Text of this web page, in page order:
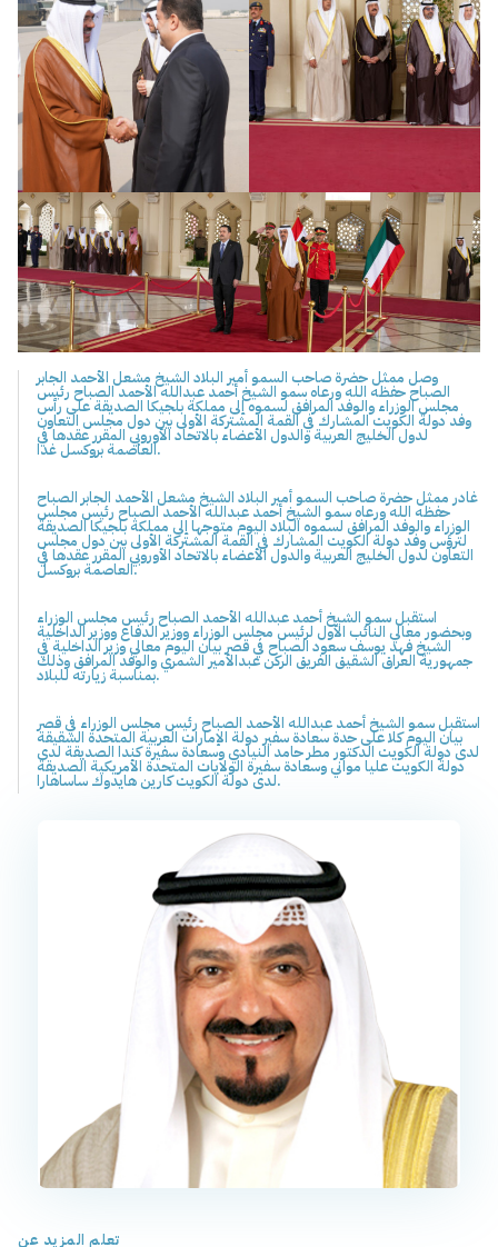
وصل ممثل حضرة صاحب السمو أمير البلاد الشيخ مشعل الأحمد الجابر
الصباح حفظه الله ورعاه سمو الشيخ أحمد عبدالله الأحمد الصباح رئيس
مجلس الوزراء والوفد المرافق لسموه إلى مملكة بلجيكا الصديقة على رأس
وفد دولة الكويت المشارك في القمة المشتركة الأولى بين دول مجلس التعاون
لدول الخليج العربية والدول الأعضاء بالاتحاد الأوروبي المقرر عقدها في
العاصمة بروكسل غدا.
غادر ممثل حضرة صاحب السمو أمير البلاد الشيخ مشعل الأحمد الجابر الصباح
حفظه الله ورعاه سمو الشيخ أحمد عبدالله الأحمد الصباح رئيس مجلس
الوزراء والوفد المرافق لسموه البلاد اليوم متوجها إلى مملكة بلجيكا الصديقة
لترؤس وفد دولة الكويت المشارك في القمة المشتركة الأولى بين دول مجلس
التعاون لدول الخليج العربية والدول الأعضاء بالاتحاد الأوروبي المقرر عقدها في
العاصمة بروكسل.
استقبل سمو الشيخ أحمد عبدالله الأحمد الصباح رئيس مجلس الوزراء
وبحضور معالي النائب الأول لرئيس مجلس الوزراء ووزير الدفاع ووزير الداخلية
الشيخ فهد يوسف سعود الصباح في قصر بيان اليوم معالي وزير الداخلية في
جمهورية العراق الشقيق الفريق الركن عبدالأمير الشمري والوفد المرافق وذلك
بمناسبة زيارته للبلاد.
استقبل سمو الشيخ أحمد عبدالله الأحمد الصباح رئيس مجلس الوزراء في قصر
بيان اليوم كلا على حدة سعادة سفير دولة الإمارات العربية المتحدة الشقيقة
لدى دولة الكويت الدكتور مطر حامد النيادي وسعادة سفيرة كندا الصديقة لدى
دولة الكويت عليا مواني وسعادة سفيرة الولايات المتحدة الأمريكية الصديقة
لدى دولة الكويت كارين هايدوك ساساهارا.
تعلم المزيد عن